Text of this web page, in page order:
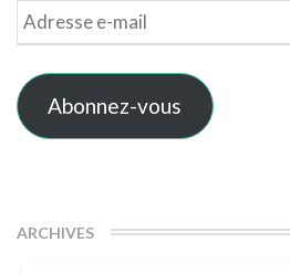
Adresse
e-
mail
Abonnez-vous
ARCHIVES